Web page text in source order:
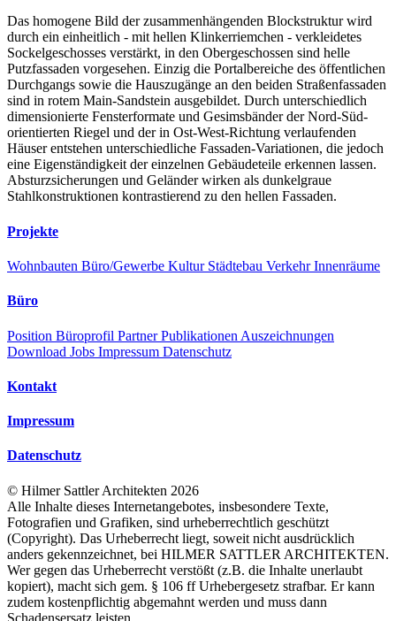
Das homogene Bild der zusammenhängenden Blockstruktur wird
durch ein einheitlich - mit hellen Klinkerriemchen - verkleidetes
Sockelgeschosses verstärkt, in den Obergeschossen sind helle
Putzfassaden vorgesehen. Einzig die Portalbereiche des öffentlichen
Durchgangs sowie die Hauszugänge an den beiden Straßenfassaden
sind in rotem Main-Sandstein ausgebildet. Durch unterschiedlich
dimensionierte Fensterformate und Gesimsbänder der Nord-Süd-
orientierten Riegel und der in Ost-West-Richtung verlaufenden
Häuser entstehen unterschiedliche Fassaden-Variationen, die jedoch
eine Eigenständigkeit der einzelnen Gebäudeteile erkennen lassen.
Absturzsicherungen und Geländer wirken als dunkelgraue
Stahlkonstruktionen kontrastierend zu den hellen Fassaden.
Projekte
Wohnbauten Büro/Gewerbe Kultur Städtebau VerkehrInnenräume
Büro
Position Büroprofil PartnerPublikationen Auszeichnungen
Download Jobs Impressum Datenschutz
Kontakt
Impressum
Datenschutz
© Hilmer Sattler Architekten 2026
Alle Inhalte dieses Internetangebotes, insbesondere Texte,
Fotografien und Grafiken, sind urheberrechtlich geschützt
(Copyright). Das Urheberrecht liegt, soweit nicht ausdrücklich
anders gekennzeichnet, bei HILMER SATTLER ARCHITEKTEN.
Wer gegen das Urheberrecht verstößt (z.B. die Inhalte unerlaubt
kopiert), macht sich gem. § 106 ff Urhebergesetz strafbar. Er kann
zudem kostenpflichtig abgemahnt werden und muss dann
Schadensersatz leisten.